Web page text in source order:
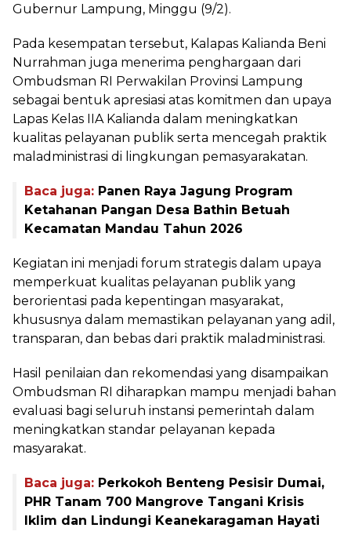
Gubernur Lampung, Minggu (9/2).
Pada kesempatan tersebut, Kalapas Kalianda Beni
Nurrahman juga menerima penghargaan dari
Ombudsman RI Perwakilan Provinsi Lampung
sebagai bentuk apresiasi atas komitmen dan upaya
Lapas Kelas IIA Kalianda dalam meningkatkan
kualitas pelayanan publik serta mencegah praktik
maladministrasi di lingkungan pemasyarakatan.
Baca juga: Panen Raya Jagung Program
Ketahanan Pangan Desa Bathin Betuah
Kecamatan Mandau Tahun 2026
Kegiatan ini menjadi forum strategis dalam upaya
memperkuat kualitas pelayanan publik yang
berorientasi pada kepentingan masyarakat,
khususnya dalam memastikan pelayanan yang adil,
transparan, dan bebas dari praktik maladministrasi.
Hasil penilaian dan rekomendasi yang disampaikan
Ombudsman RI diharapkan mampu menjadi bahan
evaluasi bagi seluruh instansi pemerintah dalam
meningkatkan standar pelayanan kepada
masyarakat.
Baca juga: Perkokoh Benteng Pesisir Dumai,
PHR Tanam 700 Mangrove Tangani Krisis
Iklim dan Lindungi Keanekaragaman Hayati